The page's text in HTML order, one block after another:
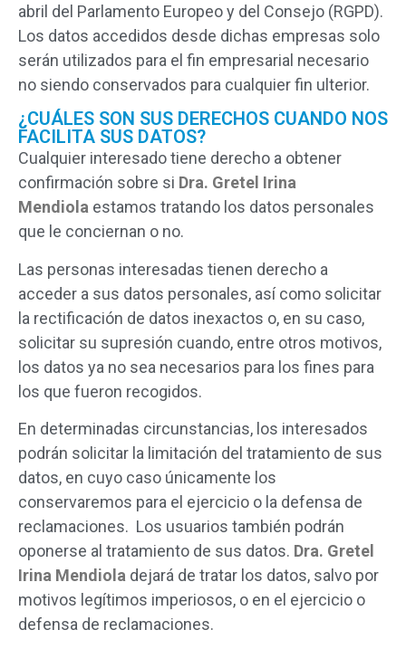
abril del Parlamento Europeo y del Consejo (RGPD).
Los datos accedidos desde dichas empresas solo
serán utilizados para el fin empresarial necesario
no siendo conservados para cualquier fin ulterior.
¿CUÁLES SON SUS DERECHOS CUANDO NOS
FACILITA SUS DATOS?
Cualquier interesado tiene derecho a obtener
confirmación sobre si Dra. Gretel Irina
Mendiola estamos tratando los datos personales
que le conciernan o no.
Las personas interesadas tienen derecho a
acceder a sus datos personales, así como solicitar
la rectificación de datos inexactos o, en su caso,
solicitar su supresión cuando, entre otros motivos,
los datos ya no sea necesarios para los fines para
los que fueron recogidos.
En determinadas circunstancias, los interesados
podrán solicitar la limitación del tratamiento de sus
datos, en cuyo caso únicamente los
conservaremos para el ejercicio o la defensa de
reclamaciones. Los usuarios también podrán
oponerse al tratamiento de sus datos. Dra. Gretel
Irina Mendiola dejará de tratar los datos, salvo por
motivos legítimos imperiosos, o en el ejercicio o
defensa de reclamaciones.